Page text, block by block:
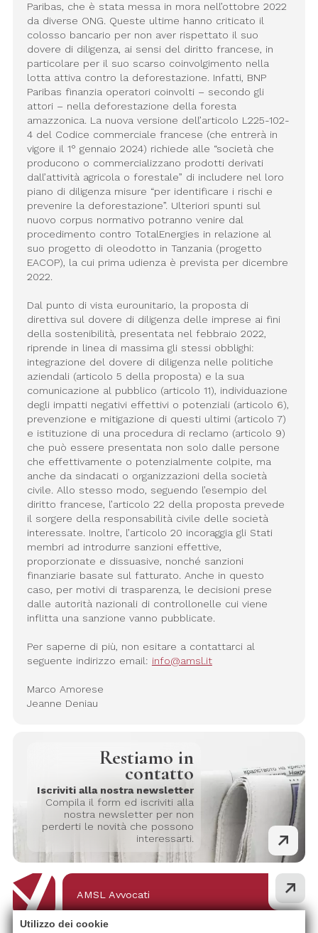
Paribas, che è stata messa in mora nell’ottobre 2022
da diverse ONG. Queste ultime hanno criticato il
colosso bancario per non aver rispettato il suo
dovere di diligenza, ai sensi del diritto francese, in
particolare per il suo scarso coinvolgimento nella
lotta attiva contro la deforestazione. Infatti, BNP
Paribas finanzia operatori coinvolti – secondo gli
attori – nella deforestazione della foresta
amazzonica. La nuova versione dell’articolo L225-102-
4 del Codice commerciale francese (che entrerà in
vigore il 1° gennaio 2024) richiede alle “società che
producono o commercializzano prodotti derivati
dall’attività agricola o forestale” di includere nel loro
piano di diligenza misure “per identificare i rischi e
prevenire la deforestazione”. Ulteriori spunti sul
nuovo corpus normativo potranno venire dal
procedimento contro TotalEnergies in relazione al
suo progetto di oleodotto in Tanzania (progetto
EACOP), la cui prima udienza è prevista per dicembre
2022.
Dal punto di vista eurounitario, la proposta di
direttiva sul dovere di diligenza delle imprese ai fini
della sostenibilità, presentata nel febbraio 2022,
riprende in linea di massima gli stessi obblighi:
integrazione del dovere di diligenza nelle politiche
aziendali (articolo 5 della proposta) e la sua
comunicazione al pubblico (articolo 11), individuazione
degli impatti negativi effettivi o potenziali (articolo 6),
prevenzione e mitigazione di questi ultimi (articolo 7)
e istituzione di una procedura di reclamo (articolo 9)
che può essere presentata non solo dalle persone
che effettivamente o potenzialmente colpite, ma
anche da sindacati o organizzazioni della società
civile. Allo stesso modo, seguendo l’esempio del
diritto francese, l’articolo 22 della proposta prevede
il sorgere della responsabilità civile delle società
interessate. Inoltre, l’articolo 20 incoraggia gli Stati
membri ad introdurre sanzioni effettive,
proporzionate e dissuasive, nonché sanzioni
finanziarie basate sul fatturato. Anche in questo
caso, per motivi di trasparenza, le decisioni prese
dalle autorità nazionali di controllonelle cui viene
inflitta una sanzione vanno pubblicate.
Per saperne di più, non esitare a contattarci al
seguente indirizzo email: info@amsl.it
Marco Amorese
Jeanne Deniau
Restiamo in
contatto
Iscriviti alla nostra newsletter
Compila il form ed iscriviti alla
nostra newsletter per non
perderti le novità che possono
interessarti.
AMSL Avvocati
Via Zambianchi, 3 - 24122 Bergamo
Utilizzo dei cookie